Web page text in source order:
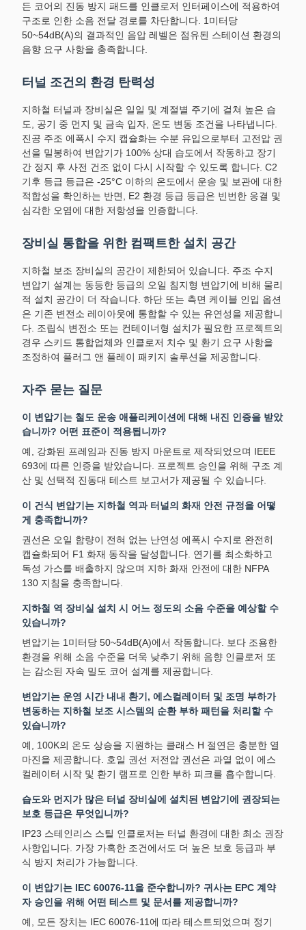
든 코어의 진동 방지 패드를 인클로저 인터페이스에 적용하여
구조로 인한 소음 전달 경로를 차단합니다. 1미터당
50~54dB(A)의 결과적인 음압 레벨은 점유된 스테이션 환경의
음향 요구 사항을 충족합니다.
터널 조건의 환경 탄력성
지하철 터널과 장비실은 일일 및 계절별 주기에 걸쳐 높은 습
도, 공기 중 먼지 및 금속 입자, 온도 변동 조건을 나타냅니다.
진공 주조 에폭시 수지 캡슐화는 수분 유입으로부터 고전압 권
선을 밀봉하여 변압기가 100% 상대 습도에서 작동하고 장기
간 정지 후 사전 건조 없이 다시 시작할 수 있도록 합니다. C2
기후 등급 등급은 -25°C 이하의 온도에서 운송 및 보관에 대한
적합성을 확인하는 반면, E2 환경 등급 등급은 빈번한 응결 및
심각한 오염에 대한 저항성을 인증합니다.
장비실 통합을 위한 컴팩트한 설치 공간
지하철 보조 장비실의 공간이 제한되어 있습니다. 주조 수지
변압기 설계는 동등한 등급의 오일 침지형 변압기에 비해 물리
적 설치 공간이 더 작습니다. 하단 또는 측면 케이블 인입 옵션
은 기존 변전소 레이아웃에 통합할 수 있는 유연성을 제공합니
다. 조립식 변전소 또는 컨테이너형 설치가 필요한 프로젝트의
경우 스키드 통합업체와 인클로저 치수 및 환기 요구 사항을
조정하여 플러그 앤 플레이 패키지 솔루션을 제공합니다.
자주 묻는 질문
이 변압기는 철도 운송 애플리케이션에 대해 내진 인증을 받았
습니까? 어떤 표준이 적용됩니까?
예, 강화된 프레임과 진동 방지 마운트로 제작되었으며 IEEE
693에 따른 인증을 받았습니다. 프로젝트 승인을 위해 구조 계
산 및 선택적 진동대 테스트 보고서가 제공될 수 있습니다.
이 건식 변압기는 지하철 역과 터널의 화재 안전 규정을 어떻
게 충족합니까?
권선은 오일 함량이 전혀 없는 난연성 에폭시 수지로 완전히
캡슐화되어 F1 화재 동작을 달성합니다. 연기를 최소화하고
독성 가스를 배출하지 않으며 지하 화재 안전에 대한 NFPA
130 지침을 충족합니다.
지하철 역 장비실 설치 시 어느 정도의 소음 수준을 예상할 수
있습니까?
변압기는 1미터당 50~54dB(A)에서 작동합니다. 보다 조용한
환경을 위해 소음 수준을 더욱 낮추기 위해 음향 인클로저 또
는 감소된 자속 밀도 코어 설계를 제공합니다.
변압기는 운영 시간 내내 환기, 에스컬레이터 및 조명 부하가
변동하는 지하철 보조 시스템의 순환 부하 패턴을 처리할 수
있습니까?
예, 100K의 온도 상승을 지원하는 클래스 H 절연은 충분한 열
마진을 제공합니다. 호일 권선 저전압 권선은 과열 없이 에스
컬레이터 시작 및 환기 램프로 인한 부하 피크를 흡수합니다.
습도와 먼지가 많은 터널 장비실에 설치된 변압기에 권장되는
보호 등급은 무엇입니까?
IP23 스테인리스 스틸 인클로저는 터널 환경에 대한 최소 권장
사항입니다. 가장 가혹한 조건에서도 더 높은 보호 등급과 부
식 방지 처리가 가능합니다.
이 변압기는 IEC 60076-11을 준수합니까? 귀사는 EPC 계약
자 승인을 위해 어떤 테스트 및 문서를 제공합니까?
예, 모든 장치는 IEC 60076-11에 따라 테스트되었으며 정기